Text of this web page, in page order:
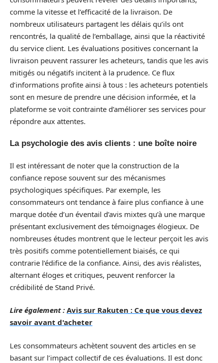
comme la vitesse et l’efficacité de la livraison. De
nombreux utilisateurs partagent les délais qu’ils ont
rencontrés, la qualité de l’emballage, ainsi que la réactivité
du service client. Les évaluations positives concernant la
livraison peuvent rassurer les acheteurs, tandis que les avis
mitigés ou négatifs incitent à la prudence. Ce flux
d’informations profite ainsi à tous : les acheteurs potentiels
sont en mesure de prendre une décision informée, et la
plateforme se voit contrainte d’améliorer ses services pour
répondre aux attentes.
La psychologie des avis clients : une boîte noire
Il est intéressant de noter que la construction de la
confiance repose souvent sur des mécanismes
psychologiques spécifiques. Par exemple, les
consommateurs ont tendance à faire plus confiance à une
marque dotée d’un éventail d’avis mixtes qu’à une marque
présentant exclusivement des témoignages élogieux. De
nombreuses études montrent que le lecteur perçoit les avis
très positifs comme potentiellement biaisés, ce qui
contrarie l’édifice de la confiance. Ainsi, des avis réalistes,
alternant éloges et critiques, peuvent renforcer la
crédibilité de Stand Privé.
Lire également : Avis sur Rakuten : Ce que vous devez
savoir avant d'acheter
Les consommateurs achètent souvent des articles en se
basant sur l’impact collectif de ces évaluations. Il est donc